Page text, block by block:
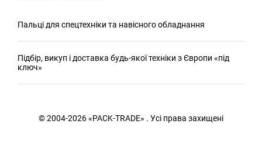
Пальці для спецтехніки та навісного обладнання
Підбір, викуп і доставка будь-якої техніки з Європи «під
ключ»
© 2004-2026 «PACK-TRADE» . Усі права захищені